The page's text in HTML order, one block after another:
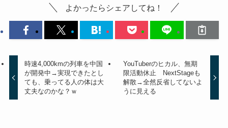
よかったらシェアしてね！
時速4,000kmの列車を中国
が開発中→実現できたとし
ても、乗ってる人の体は大
丈夫なのかな？ｗ
YouTuberのヒカル、無期
限活動休止 NextStageも
解散→全然反省してないよ
うに見える